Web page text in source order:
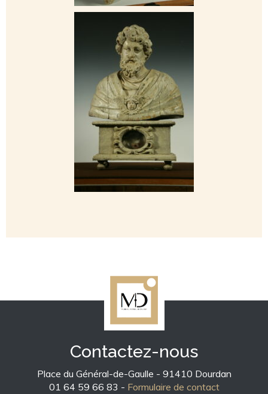
Contactez-nous
Place du Général-de-Gaulle - 91410 Dourdan
01 64 59 66 83 - Formulaire de contact